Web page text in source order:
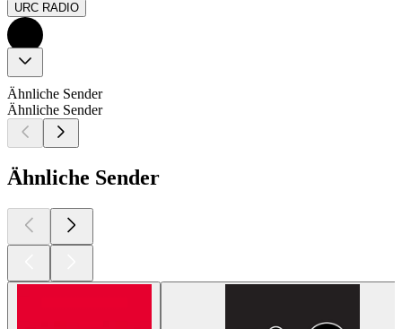
URC RADIO
Ähnliche Sender
Ähnliche Sender
Ähnliche Sender